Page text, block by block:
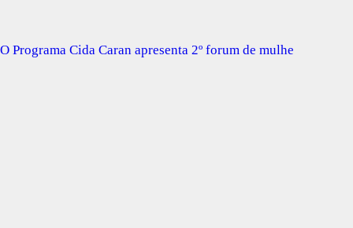
O Programa Cida Caran apresenta 2º forum de mulhe